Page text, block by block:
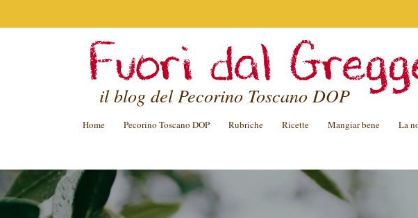
Home Pecorino Toscano DOP Rubriche Ricette Mangiar bene La
Fuori dal
il blog del Pecorino Toscano DOP